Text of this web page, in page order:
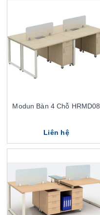
Modun Bàn 4 Chỗ HRMD08
Liên hệ